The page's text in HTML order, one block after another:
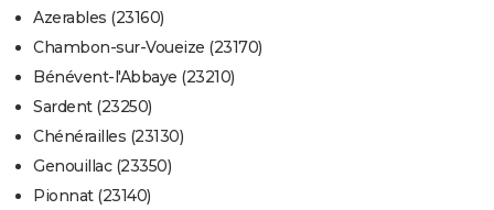
Azerables (23160)
Chambon-sur-Voueize (23170)
Bénévent-l'Abbaye (23210)
Sardent (23250)
Chénérailles (23130)
Genouillac (23350)
Pionnat (23140)